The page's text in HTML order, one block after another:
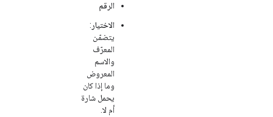
الرقم
الاختيار :
يتضمّن
المعرّف
والاسم
المعروض
وما إذا كان
يحمل شارة
أم لا.